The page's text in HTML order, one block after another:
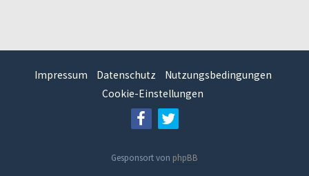
Impressum Datenschutz
Nutzungsbedingungen
Cookie-Einstellungen
Gesponsort von phpBB